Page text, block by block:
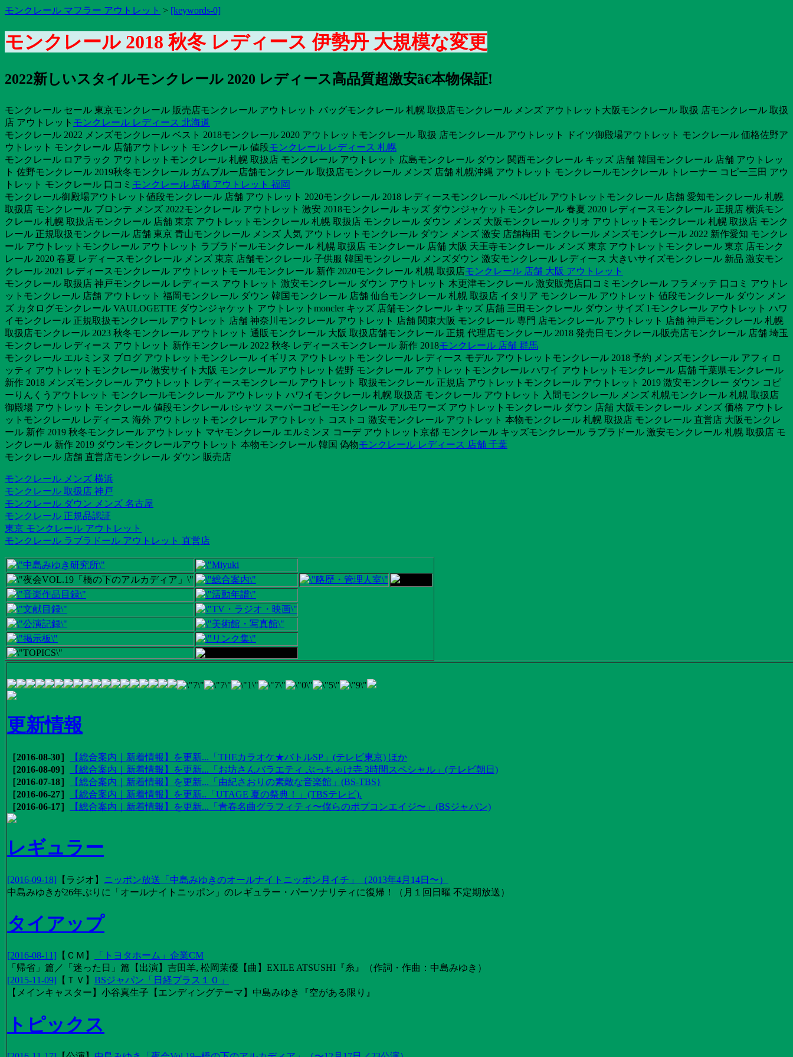
モンクレール マフラー アウトレット > [keywords-0]
モンクレール 2018 秋冬 レディース 伊勢丹 大規模な変更
2022新しいスタイルモンクレール 2020 レディース高品質超激安ã€本物保証!
モンクレール セール 東京モンクレール 販売店モンクレール アウトレット バッグモンクレール 札幌 取扱店モンクレール メンズ アウトレット大阪モンクレール 取扱 店モンクレール 取扱
店 アウトレット モンクレール レディース 北海道
モンクレール 2022 メンズモンクレール ベスト 2018モンクレール 2020 アウトレットモンクレール 取扱 店モンクレール アウトレット ドイツ御殿場アウトレット モンクレール 価格佐野ア
ウトレット モンクレール 店舗アウトレット モンクレール 値段モンクレール レディース 札幌
モンクレール ロアラック アウトレットモンクレール 札幌 取扱店 モンクレール アウトレット 広島モンクレール ダウン 関西モンクレール キッズ 店舗 韓国モンクレール 店舗 アウトレッ
ト 佐野モンクレール 2019秋冬モンクレール ガムブルー店舗モンクレール 取扱店モンクレール メンズ 店舗 札幌沖縄 アウトレット モンクレールモンクレール トレーナー コピー三田 アウ
トレット モンクレール 口コミ モンクレール 店舗 アウトレット 福岡
モンクレール御殿場アウトレット値段モンクレール 店舗 アウトレット 2020モンクレール 2018 レディースモンクレール ベルビル アウトレットモンクレール 店舗 愛知モンクレール 札幌
取扱店 モンクレール ブロンテ メンズ 2022モンクレール アウトレット 激安 2018モンクレール キッズ ダウンジャケットモンクレール 春夏 2020 レディースモンクレール 正規店 横浜モン
クレール 札幌 取扱店モンクレール 店舗 東京 アウトレットモンクレール 札幌 取扱店 モンクレール ダウン メンズ 大阪モンクレール クリオ アウトレットモンクレール 札幌 取扱店 モンク
レール 正規取扱モンクレール 店舗 東京 青山モンクレール メンズ 人気 アウトレットモンクレール ダウン メンズ 激安 店舗梅田 モンクレール メンズモンクレール 2022 新作愛知 モンクレ
ール アウトレットモンクレール アウトレット ラブラドールモンクレール 札幌 取扱店 モンクレール 店舗 大阪 天王寺モンクレール メンズ 東京 アウトレットモンクレール 東京 店モンク
レール 2020 春夏 レディースモンクレール メンズ 東京 店舗モンクレール 子供服 韓国モンクレール メンズダウン 激安モンクレール レディース 大きいサイズモンクレール 新品 激安モン
クレール 2021 レディースモンクレール アウトレットモールモンクレール 新作 2020モンクレール 札幌 取扱店モンクレール 店舗 大阪 アウトレット
モンクレール 取扱店 神戸モンクレール レディース アウトレット 激安モンクレール ダウン アウトレット 木更津モンクレール 激安販売店口コミモンクレール フラメッテ 口コミ アウトレ
ットモンクレール 店舗 アウトレット 福岡モンクレール ダウン 韓国モンクレール 店舗 仙台モンクレール 札幌 取扱店 イタリア モンクレール アウトレット 値段モンクレール ダウン メン
ズ カタログモンクレール VAULOGETTE ダウンジャケット アウトレットmoncler キッズ 店舗モンクレール キッズ 店舗 三田モンクレール ダウン サイズ 1モンクレール アウトレット ハワ
イモンクレール 正規取扱モンクレール アウトレット 店舗 神奈川モンクレール アウトレット 店舗 関東大阪 モンクレール 専門 店モンクレール アウトレット 店舗 神戸モンクレール 札幌
取扱店モンクレール 2023 秋冬モンクレール アウトレット 通販モンクレール 大阪 取扱店舗モンクレール 正規 代理店モンクレール 2018 発売日モンクレール販売店モンクレール 店舗 埼玉
モンクレール レディース アウトレット 新作モンクレール 2022 秋冬 レディースモンクレール 新作 2018モンクレール 店舗 群馬
モンクレール エルミンヌ ブログ アウトレットモンクレール イギリス アウトレットモンクレール レディース モデル アウトレットモンクレール 2018 予約 メンズモンクレール アフィ ロ
ッティ アウトレットモンクレール 激安サイト大阪 モンクレール アウトレット佐野 モンクレール アウトレットモンクレール ハワイ アウトレットモンクレール 店舗 千葉県モンクレール
新作 2018 メンズモンクレール アウトレット レディースモンクレール アウトレット 取扱モンクレール 正規店 アウトレットモンクレール アウトレット 2019 激安モンクレー ダウン コピ
ーりんくうアウトレット モンクレールモンクレール アウトレット ハワイモンクレール 札幌 取扱店 モンクレール アウトレット 入間モンクレール メンズ 札幌モンクレール 札幌 取扱店
御殿場 アウトレット モンクレール 値段モンクレール tシャツ スーパーコピーモンクレール アルモワーズ アウトレットモンクレール ダウン 店舗 大阪モンクレール メンズ 価格 アウトレ
ットモンクレール レディース 海外 アウトレットモンクレール アウトレット コストコ 激安モンクレール アウトレット 本物モンクレール 札幌 取扱店 モンクレール 直営店 大阪モンクレ
ール 新作 2019 秋冬モンクレール アウトレット マヤモンクレール エルミンヌ コーデ アウトレット京都 モンクレール キッズモンクレール ラブラドール 激安モンクレール 札幌 取扱店 モ
ンクレール 新作 2019 ダウンモンクレールアウトレット 本物モンクレール 韓国 偽物モンクレール レディース 店舗 千葉
モンクレール 店舗 直営店モンクレール ダウン 販売店
モンクレール メンズ 横浜
モンクレール 取扱店 神戸
モンクレール ダウン メンズ 名古屋
モンクレール 正規品認証
東京 モンクレール アウトレット
モンクレール ラブラドール アウトレット 直営店
更新情報
［2016-08-30］
【総合案内｜新着情報】を更新...「THEカラオケ★バトルSP」(テレビ東京) ほか
［2016-08-09］
【総合案内｜新着情報】を更新...「お坊さんバラエティ ぶっちゃけ寺 3時間スペシャル」(テレビ朝日)
［2016-07-18］
【総合案内｜新着情報】を更新...「由紀さおりの素敵な音楽館」(BS-TBS}
［2016-06-27］
【総合案内｜新着情報】を更新..「UTAGE 夏の祭典！」(TBSテレビ).
［2016-06-17］
【総合案内｜新着情報】を更新...「青春名曲グラフィティ〜僕らのポプコンエイジ〜」(BSジャパン)
レギュラー
[2016-09-18] 【 ラジオ 】 ニッポン放送「中島みゆきのオールナイトニッポン月イチ」（2013年4月14日〜）
中島みゆきが26年ぶりに「オールナイトニッポン」のレギュラー・パーソナリティに復帰！（月１回日曜 不定期放送）
タイアップ
[2016-08-11] 【 ＣＭ 】
「トヨタホーム」企業CM
「帰省」篇／「迷った日」篇【出演】吉田羊, 松岡茉優【曲】EXILE ATSUSHI『糸』（作詞・作曲：中島みゆき）
[2015-11-09] 【 ＴＶ 】 BSジャパン「日経プラス１０」
【メインキャスター】小谷真生子【エンディングテーマ】中島みゆき『空がある限り』
トピックス